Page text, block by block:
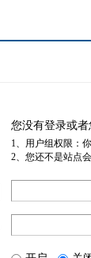
您没有登录或
1、用户组权限：
2、您还不是站点